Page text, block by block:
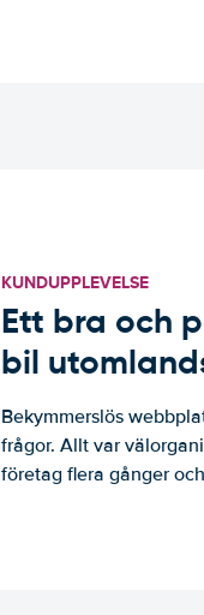
KUNDUPPLEVELSE
Ett bra och
bil
Bekymmerslös
frågor. Allt var
företag flera gånger